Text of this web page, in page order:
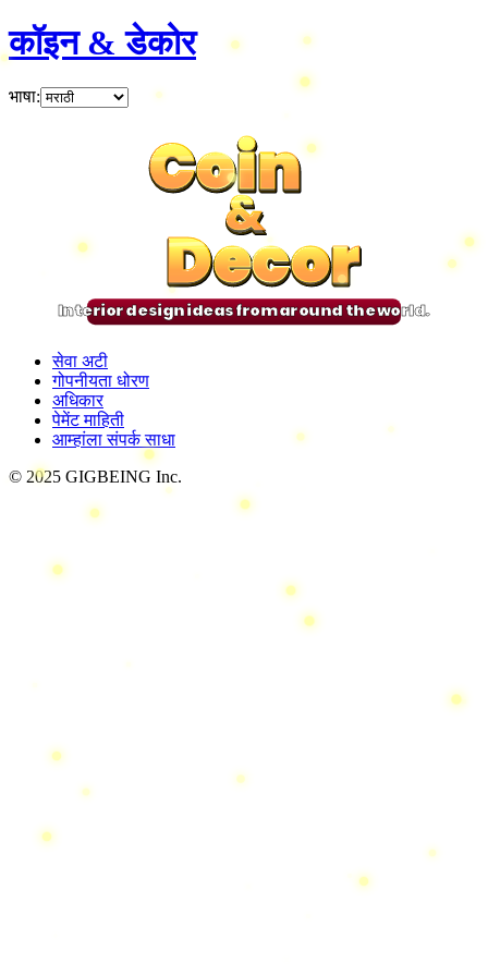
कॉइन & डेकोर
भाषा:
Coin
&
Decor
Coin
&
Decor
Coin
&
Decor
Coin
&
Decor
Interior design ideas from around the world.
सेवा अटी
गोपनीयता धोरण
अधिकार
पेमेंट माहिती
आम्हांला संपर्क साधा
© 2025 GIGBEING Inc.